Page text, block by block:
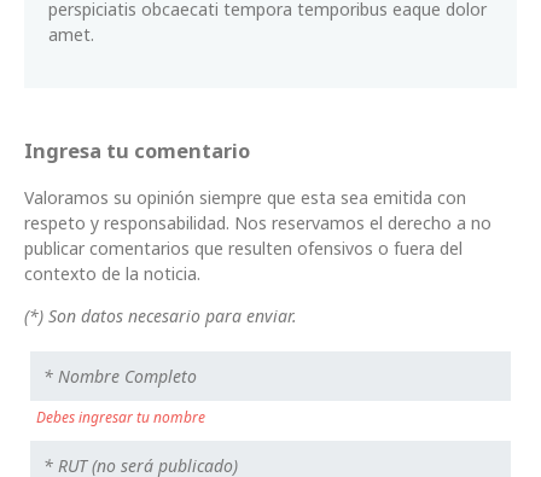
perspiciatis obcaecati tempora temporibus eaque dolor
amet.
Ingresa tu comentario
Valoramos su opinión siempre que esta sea emitida con
respeto y responsabilidad. Nos reservamos el derecho a no
publicar comentarios que resulten ofensivos o fuera del
contexto de la noticia.
(*) Son datos necesario para enviar.
Debes ingresar tu nombre